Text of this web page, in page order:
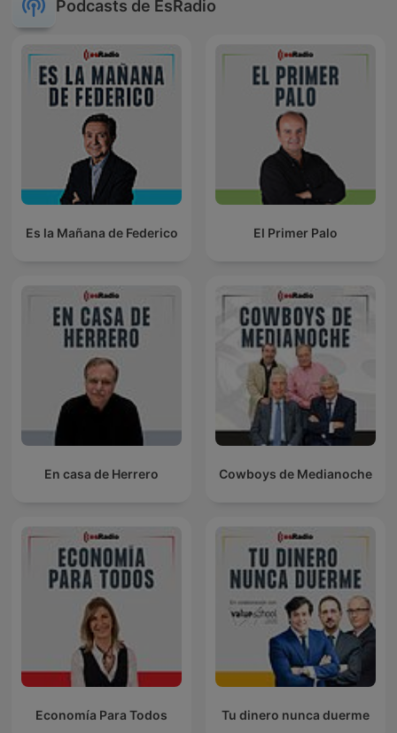
Podcasts de EsRadio
Es la Mañana de Federico El Primer Palo
En casa de Herrero Cowboys de Medianoche
Economía Para Todos Tu dinero nunca duerme